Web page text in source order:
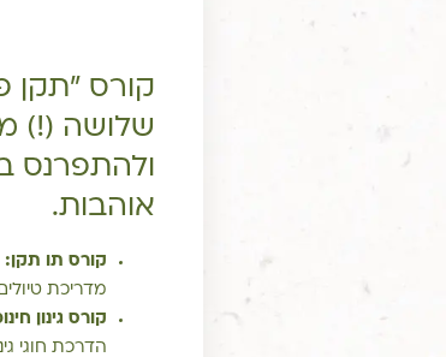
קורס "תקן
שלושה (!)
ולהתפרנס
אוהבות.
קורס תו תקן:
מדריכת
קורס גינון
הדרכת חוגי